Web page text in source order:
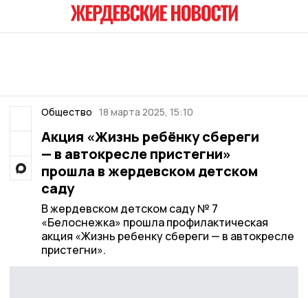
Общество 18 марта 2025, 15:10
Акция «Жизнь ребёнку сбереги
— в автокресле пристегни»
прошла в жердевском детском
саду
В жердевском детском саду № 7
«Белоснежка» прошла профилактическая
акция «Жизнь ребенку сбереги — в автокресле
пристегни».